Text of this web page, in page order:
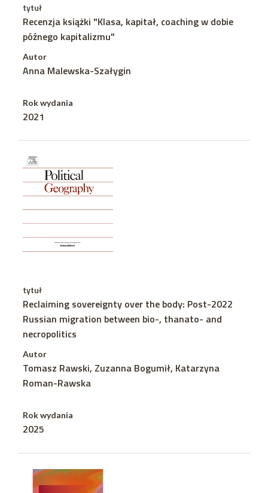
tytuł
Recenzja książki "Klasa, kapitał, coaching w dobie
późnego kapitalizmu"
Autor
Anna Malewska-Szałygin
Rok wydania
2021
tytuł
Reclaiming sovereignty over the body: Post-2022
Russian migration between bio-, thanato- and
necropolitics
Autor
Tomasz Rawski, Zuzanna Bogumił, Katarzyna
Roman-Rawska
Rok wydania
2025